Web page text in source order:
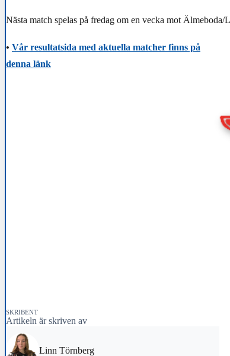
Nästa match spelas på fredag om en vecka mot Älmeboda/
• Vår resultatsida med aktuella matcher finns på
denna länk
SKRIBENT
Artikeln är skriven av
Linn Törnberg